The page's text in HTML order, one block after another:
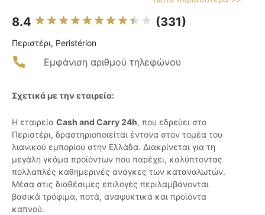
8.4 (331)
Περιστέρι, Peristérion
Εμφάνιση αριθμού τηλεφώνου
Σχετικά με την εταιρεία:
Η εταιρεία Cash and Carry 24h, που εδρεύει στο
Περιστέρι, δραστηριοποιείται έντονα στον τομέα του
λιανικού εμπορίου στην Ελλάδα. Διακρίνεται για τη
μεγάλη γκάμα προϊόντων που παρέχει, καλύπτοντας
πολλαπλές καθημερινές ανάγκες των καταναλωτών.
Μέσα στις διαθέσιμες επιλογές περιλαμβάνονται
βασικά τρόφιμα, ποτά, αναψυκτικά και προϊόντα
καπνού.